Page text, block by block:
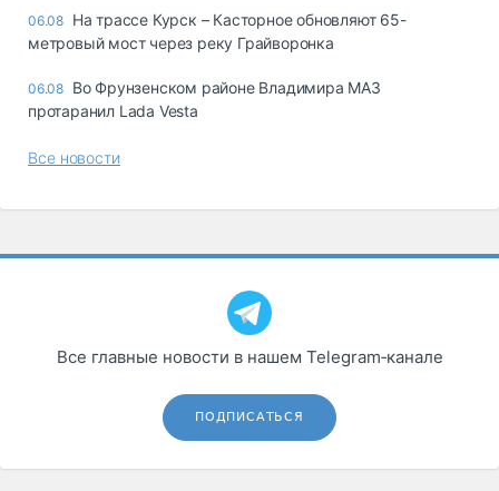
06.08 На трассе Курск – Касторное обновляют 65-
метровый мост через реку Грайворонка
06.08 Во Фрунзенском районе Владимира МАЗ
протаранил Lada Vesta
Все новости
Все главные новости в нашем Telegram‑канале
ПОДПИСАТЬСЯ